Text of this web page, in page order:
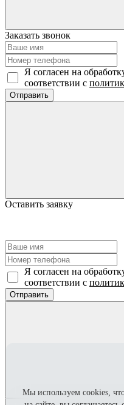
Заказать звонок
Я согласен на
соответствии с
Отправить
Оставить заявку
Я согласен на
соответствии с
Отправить
Мы используем cookies,